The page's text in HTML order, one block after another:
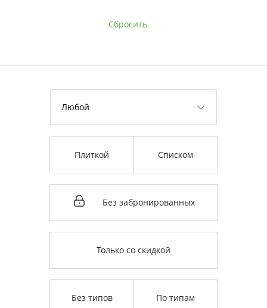
Сбросить
Любой
Плиткой Списком
Без забронированных
Только со скидкой
Без типов По типам